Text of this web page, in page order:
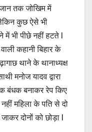
तक जोखिम में
कुछ ऐसे भी
में भी पीछे नहीं हटते I
कहानी बिहार के
थाने के थानाध्यक्ष
मनोज यादव द्वारा
बंधक बनाकर रेप किए
महिला के पति से दो
दोनों को छोड़ा I